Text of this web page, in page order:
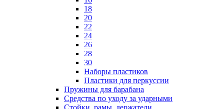
18
20
22
24
26
28
30
Наборы пластиков
Пластики для перкуссии
Пружины для барабана
Средства по уходу за ударными
Стойки, рамы, держатели